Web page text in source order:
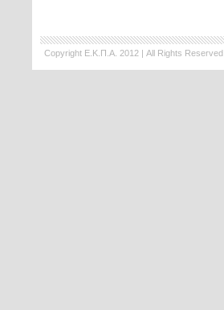
Copyright Ε.Κ.Π.Α. 2012 | All Rights Reserved